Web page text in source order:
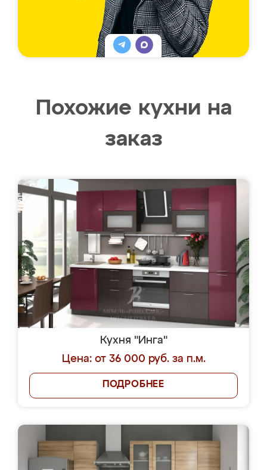
Похожие кухни на
заказ
Кухня "Инга"
Цена: от 36 000 руб. за п.м.
ПОДРОБНЕЕ